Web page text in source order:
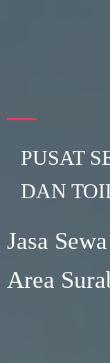
PUSAT
DAN
Jasa
Area